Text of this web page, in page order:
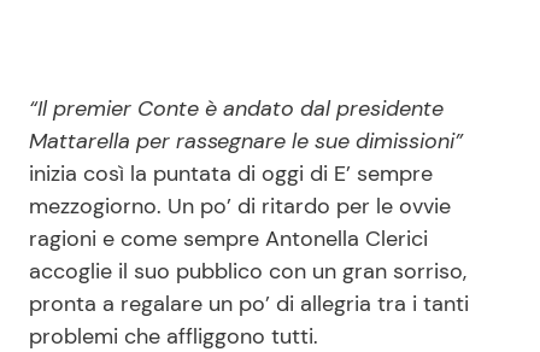
“Il premier Conte è andato dal presidente
Mattarella per rassegnare le sue dimissioni”
inizia così la puntata di oggi di E’ sempre
mezzogiorno. Un po’ di ritardo per le ovvie
ragioni e come sempre Antonella Clerici
accoglie il suo pubblico con un gran sorriso,
pronta a regalare un po’ di allegria tra i tanti
problemi che affliggono tutti.